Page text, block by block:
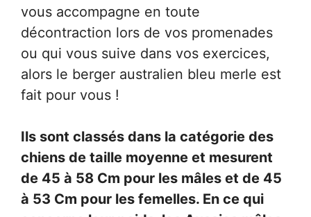
vous accompagne en toute
décontraction lors de vos promenades
ou qui vous suive dans vos exercices,
alors le berger australien bleu merle est
fait pour vous !
Ils sont classés dans la catégorie des
chiens de taille moyenne et mesurent
de 45 à 58 Cm pour les mâles et de 45
à 53 Cm pour les femelles. En ce qui